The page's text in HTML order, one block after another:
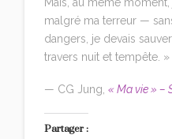
malgré ma terreur —
dangers, je devais
travers nuit et tempête. »
— CG Jung,« Ma vie » –
Partager :